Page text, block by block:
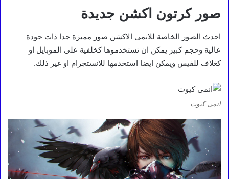
صور كرتون اكشن جديدة
احدث الصور الخاصة للانمى الاكشن صور مميزة جدا ذات جودة
عالية وحجم كبير يمكن ان تستخدموها كخلفية على الموبايل او
كغلاف للفيس ويمكن ايضا استخدمها للانستجرام او غير ذلك.
انمى كيوت